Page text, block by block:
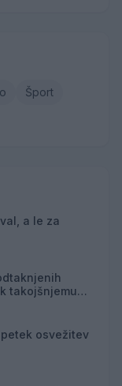
Šport
a le za
takojšnjemu
osvežitev